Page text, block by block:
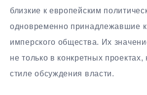
близкие к европейским
одновременно принадлежавшие
имперского общества. Их
не только в конкретных
стиле обсуждения власти.